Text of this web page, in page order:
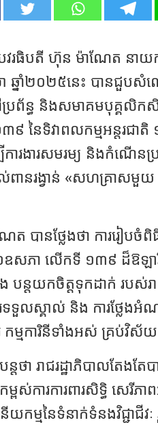
រធិបតី​ ហ៊ុន​ ម៉ាណែត​ នាយករដ្
ា ឆ្នាំ​២០២៥នេះ​ បាន​ជួ
រព័ន្ធ និងសមាគមបុគ្គលិកសិ
នៃទិវាពលកម្មអន្តរជា
បីការងារសមរម្យ និងកំណើ
ល់ពានរង្វាន់ «សហគ្រា
ត​ បានថ្លែង​ថា​ ការរៀ
ឧសភា លើកទី ១៣៩ ដ៏ឱឡារិ
បន្តយកចិត្តទុកដាក់ របស់រា
ការទទួលស្គាល់ និង ការថ្
កម្មការិនីទាំងអស់ គ្រប់វិស័
ន្តថា​ រាជរដ្ឋាភិបាលតែង
ពស់ការការពារសិទ្ធិ សេរីភាព
មនៃទំនាក់ទំនងវិជ្ជាជីវៈ